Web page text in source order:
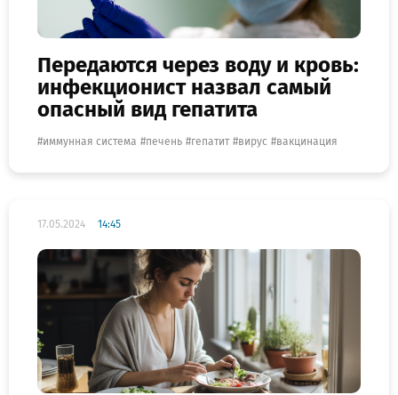
Передаются через воду и кровь:
инфекционист назвал самый
опасный вид гепатита
иммунная система печень гепатит вирус вакцинация
17.05.2024 14:45